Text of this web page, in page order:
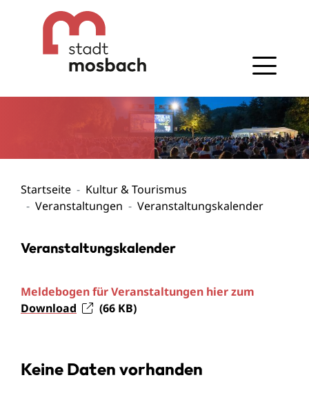
Gehe zum Navigationsbereich
Gehe zum Inhalt
Startseite
Kultur & Tourismus
Veranstaltungen
Veranstaltungskalender
Veranstaltungskalender
Meldebogen für Veranstaltungen hier zum
Download
(66 KB)
Keine Daten vorhanden